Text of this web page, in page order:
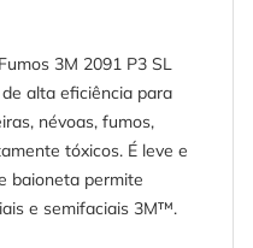
3M 2091 P3 SL
alta eficiência para
névoas, fumos,
tóxicos. É leve e
baioneta permite
e semifaciais 3M™.